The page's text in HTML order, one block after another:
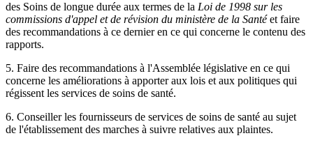
des Soins de longue durée aux termes de la Loi de 1998 sur les
commissions d'appel et de révision du ministère de la Santéet faire
des recommandations à ce dernier en ce qui concerne le contenu des
rapports.
5. Faire des recommandations à l'Assemblée législative en ce qui
concerne les améliorations à apporter aux lois et aux politiques qui
régissent les services de soins de santé.
6. Conseiller les fournisseurs de services de soins de santé au sujet
de l'établissement des marches à suivre relatives aux plaintes.